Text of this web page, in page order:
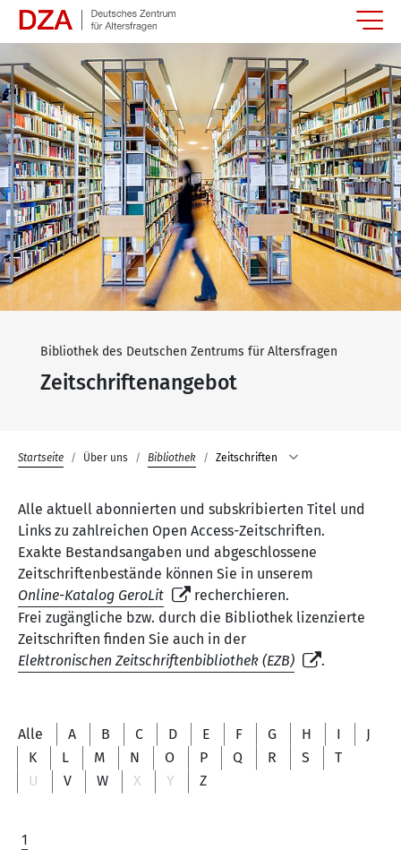
Bibliothek des Deutschen Zentrums für Altersfragen
Zeitschriftenangebot
Startseite Über uns Bibliothek Zeitschriften
Alle aktuell abonnierten und subskribierten Titel und
Links zu zahlreichen Open Access-Zeitschriften.
Exakte Bestandsangaben und abgeschlossene
Zeitschriftenbestände können Sie in unserem
Online-Katalog GeroLit
recherchieren.
Frei zugängliche bzw. durch die Bibliothek lizenzierte
Zeitschriften finden Sie auch in der
Elektronischen Zeitschriftenbibliothek (EZB)
.
Alle A B C D E F G H I
J
K
L M N O P Q R S
T
U
V W X Y Z
1